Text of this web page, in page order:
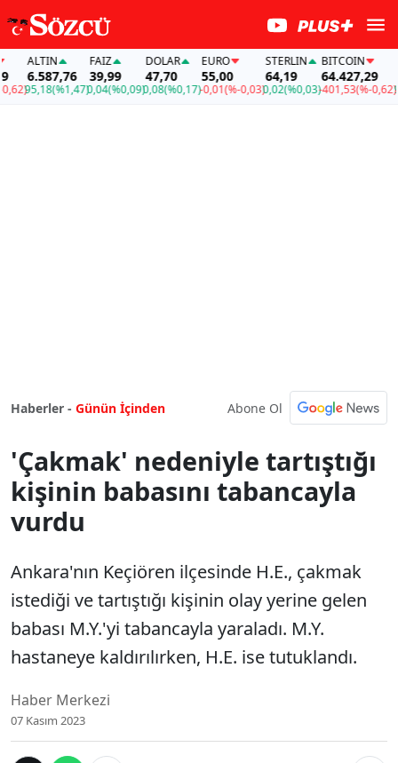
ALTIN
6.587,76
95,18(%1,47)
FAİZ
39,99
0,04(%0,09)
DOLAR
47,70
0,08(%0,17)
EURO
55,00
-0,01(%-0,03)
STERLIN
64,19
0,02(%0,03)
BITCOIN
64.427,29
-401,53(%-0,62)
Haberler - Günün İçinden Abone Ol
'Çakmak' nedeniyle tartıştığı
kişinin babasını tabancayla
vurdu
Ankara'nın Keçiören ilçesinde H.E., çakmak
istediği ve tartıştığı kişinin olay yerine gelen
babası M.Y.'yi tabancayla yaraladı. M.Y.
hastaneye kaldırılırken, H.E. ise tutuklandı.
Haber Merkezi
07 Kasım 2023